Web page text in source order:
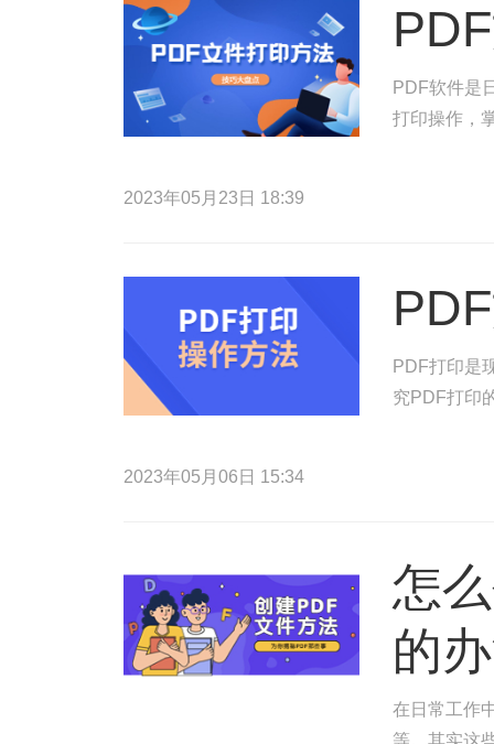
PDF软件是
打印操作，
2023年05月23日 18:39
PDF打印是
究PDF打印
2023年05月06日 15:34
怎
的
在日常工作
等。其实这